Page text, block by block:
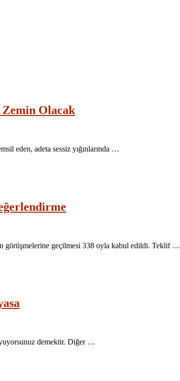
Zemin Olacak
eden, adeta sessiz yığınlarında …
görüşmelerine geçilmesi 338 oyla kabul edildi. Teklif …
demektir. Diğer …